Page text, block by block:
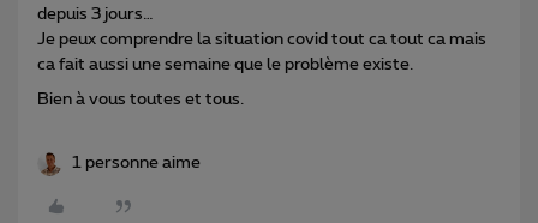
depuis 3 jours…
Je peux comprendre la situation covid tout ca tout ca mais
ca fait aussi une semaine que le problème existe.
Bien à vous toutes et tous.
1 personne aime